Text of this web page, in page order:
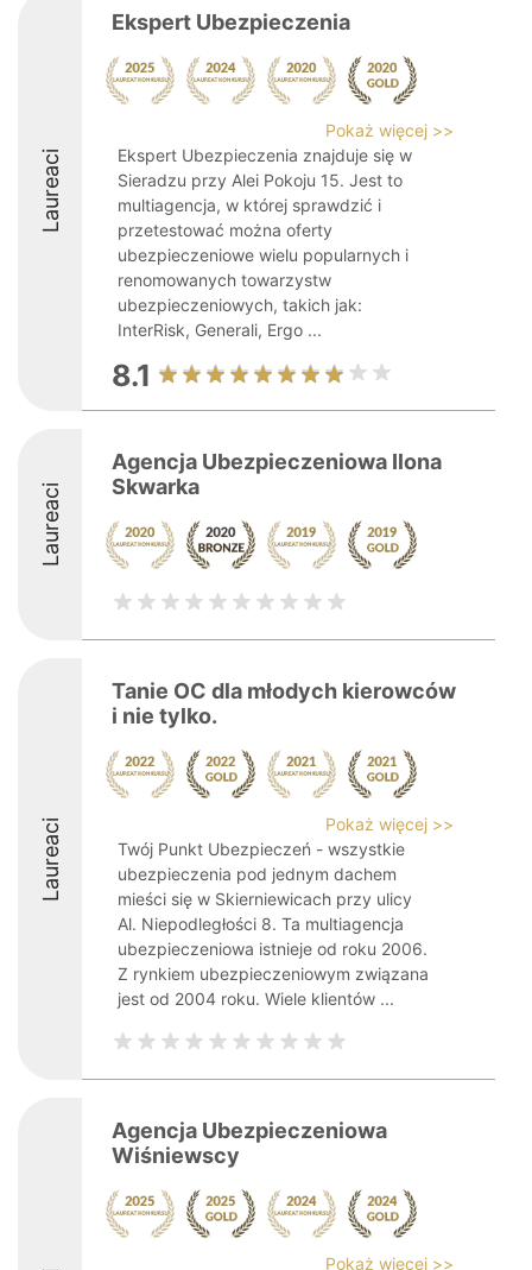
Laureaci
Ekspert Ubezpieczenia
Pokaż więcej >>
Ekspert Ubezpieczenia znajduje się w
Sieradzu przy Alei Pokoju 15. Jest to
multiagencja, w której sprawdzić i
przetestować można oferty
ubezpieczeniowe wielu popularnych i
renomowanych towarzystw
ubezpieczeniowych, takich jak:
InterRisk, Generali, Ergo ...
8.1
Laureaci
Agencja Ubezpieczeniowa Ilona
Skwarka
Laureaci
Tanie OC dla młodych kierowców
i nie tylko.
Pokaż więcej >>
Twój Punkt Ubezpieczeń - wszystkie
ubezpieczenia pod jednym dachem
mieści się w Skierniewicach przy ulicy
Al. Niepodległości 8. Ta multiagencja
ubezpieczeniowa istnieje od roku 2006.
Z rynkiem ubezpieczeniowym związana
jest od 2004 roku. Wiele klientów ...
Agencja Ubezpieczeniowa
Wiśniewscy
Pokaż więcej >>